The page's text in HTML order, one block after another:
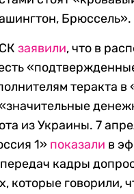
Брюссель».
заявили, что в
теракта в
из Украины. 7
1» показали в
кадры
которые говорили,